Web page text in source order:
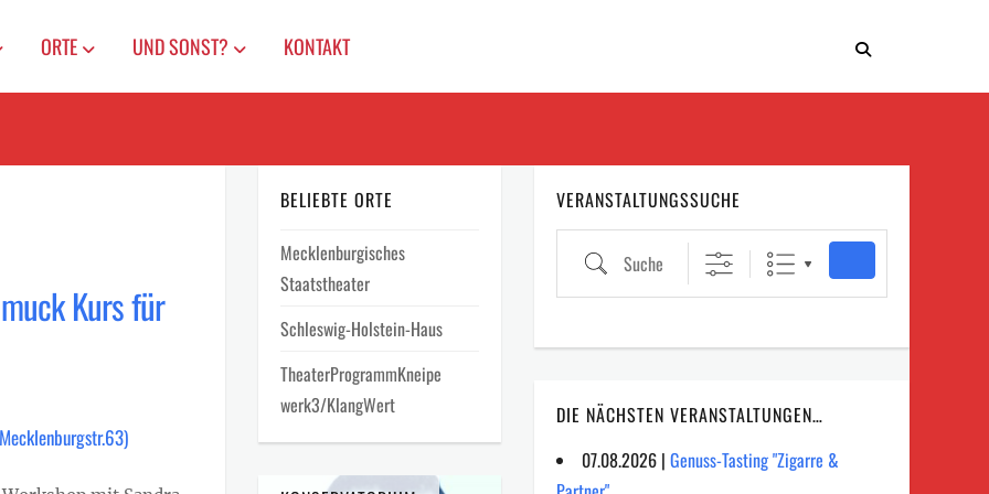
ORTE UND SONST? KONTAKT
Kurs für
BELIEBTE ORTE
Mecklenburgisches
Staatstheater
Schleswig-Holstein-Haus
TheaterProgrammKneipe
werk3/KlangWert
VERANSTALTUNGSSUCHE
Suche
DIE NÄCHSTEN VERANSTALTUNGEN…
07.08.2026 | Genuss-Tasting "Zigarre &